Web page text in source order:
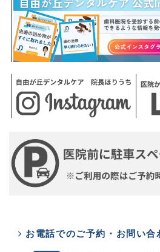
お電話でのご予約・お問い合